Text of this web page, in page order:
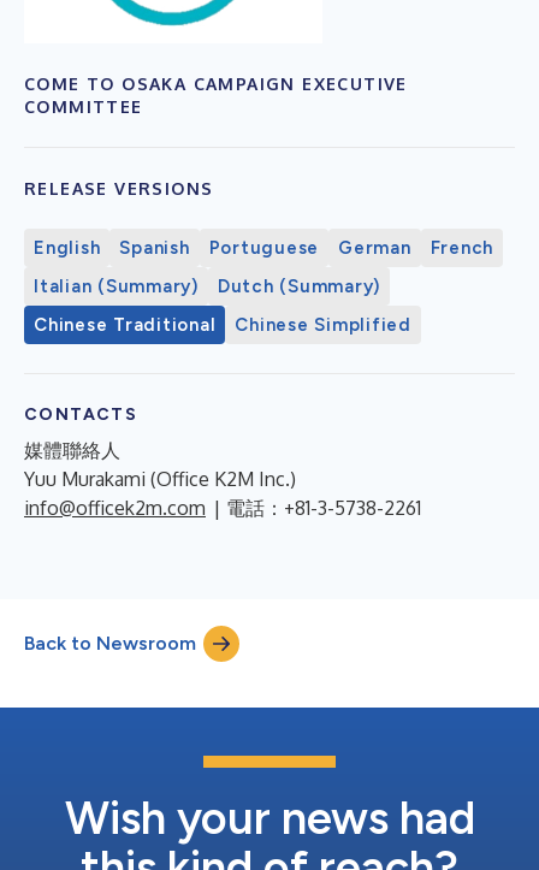
COME TO OSAKA CAMPAIGN EXECUTIVE
COMMITTEE
RELEASE VERSIONS
English Spanish Portuguese German
French
Italian (Summary)
Dutch (Summary)
Chinese Traditional
Chinese Simplified
CONTACTS
媒體聯絡人
Yuu Murakami (Office K2M Inc.)
info@officek2m.com | 電話：+81-3-5738-2261
Back to Newsroom
Wish your news had